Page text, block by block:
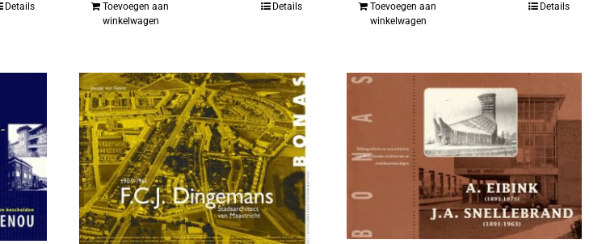
Details
Toevoegen aan
winkelwagen
Details
Toevoegen aan
winkelwagen
Details